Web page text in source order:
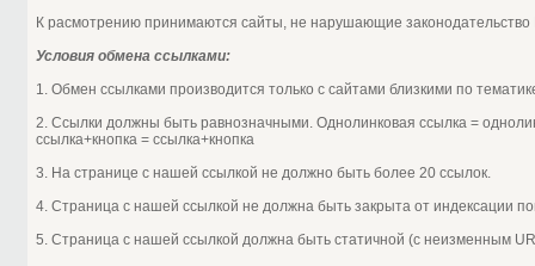
К расмотрению принимаются сайты, не нарушающие
Условия обмена ссылками:
1. Обмен ссылками производится только с сайтами близкими по
2. Ссылки должны быть равнозначными. Однолинковая ссылка =
ссылка+кнопка = ссылка+кнопка
3. На странице с нашей ссылкой не должно быть более 20 ссылок.
4. Страница с нашей ссылкой не должна быть закрыта от индексации
5. Страница с нашей ссылкой должна быть статичной (с неизменным